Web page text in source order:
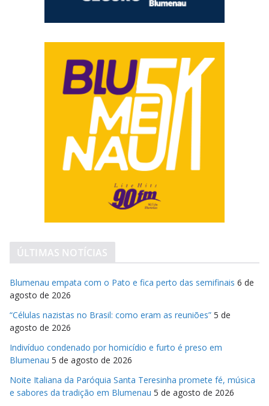
ÚLTIMAS NOTÍCIAS
Blumenau empata com o Pato e fica perto das semifinais 6 de
agosto de 2026
“Células nazistas no Brasil: como eram as reuniões” 5 de
agosto de 2026
Indivíduo condenado por homicídio e furto é preso em
Blumenau 5 de agosto de 2026
Noite Italiana da Paróquia Santa Teresinha promete fé, música
e sabores da tradição em Blumenau 5 de agosto de 2026